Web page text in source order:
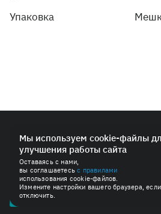
Упаковка
© 2026 ПАО «СИБУР-Холдинг»
Политика в области обработки
Антимонопольная политика
Пользовательское соглашение
Мы используем cookie-файлы
улучшения работы сайта
Оставаясь с нами,
вы соглашаетесьс правилами
использования cookie-файлов.
Измените настройки вашего браузера,
отключить.